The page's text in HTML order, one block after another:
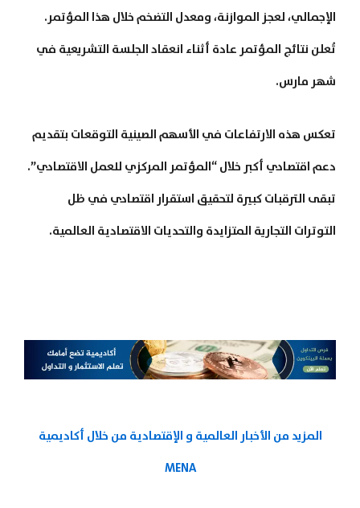
الإجمالي، لعجز الموازنة، ومعدل التضخم خلال هذا المؤتمر.
تُعلن نتائج المؤتمر عادة أثناء انعقاد الجلسة التشريعية في
شهر مارس.
تعكس هذه الارتفاعات في الأسهم الصينية التوقعات بتقديم
دعم اقتصادي أكبر خلال “المؤتمر المركزي للعمل الاقتصادي”.
تبقى الترقبات كبيرة لتحقيق استقرار اقتصادي في ظل
التوترات التجارية المتزايدة والتحديات الاقتصادية العالمية.
المزيد من الأخبار العالمية و الإقتصادية من خلال أكاديمية
MENA